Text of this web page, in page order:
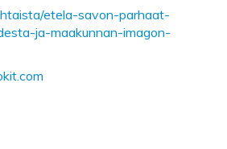
etela-savon-parhaat-
ja-maakunnan-imagon-